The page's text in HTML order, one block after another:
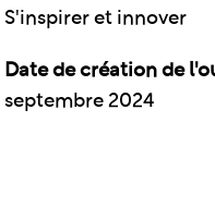
S'inspirer et innover
Date de création de
septembre 2024